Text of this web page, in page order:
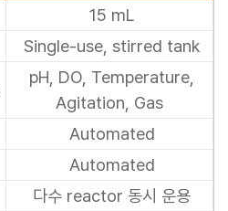
15 mL
Single-use, stirred tank
pH, DO, Temperature,
Agitation, Gas
Automated
Automated
다수 reactor 동시 운용